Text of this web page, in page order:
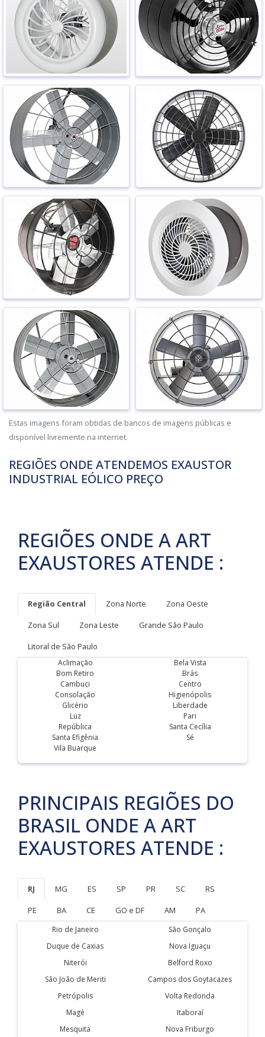
Estas imagens foram obtidas de bancos de imagens públicas e
disponível livremente na internet.
REGIÕES ONDE ATENDEMOS EXAUSTOR
INDUSTRIAL EÓLICO PREÇO
REGIÕES ONDE A ART
EXAUSTORES ATENDE :
Região Central Zona Norte
Zona Oeste
Zona Sul
Zona Leste
Grande São Paulo
Litoral de São Paulo
Aclimação
Bela Vista
Bom Retiro
Brás
Cambuci
Centro
Consolação
Higienópolis
Glicério
Liberdade
Luz
Pari
República
Santa Cecília
Santa Efigênia
Sé
Vila Buarque
PRINCIPAIS REGIÕES DO
BRASIL ONDE A ART
EXAUSTORES ATENDE :
RJ MG ES SP PR SC
RS
PE
BA CE GO e DF AM PA
Rio de Janeiro
São Gonçalo
Duque de Caxias
Nova Iguaçu
Niterói
Belford Roxo
São João de Meriti
Campos dos Goytacazes
Petrópolis
Volta Redonda
Magé
Itaboraí
Mesquita
Nova Friburgo